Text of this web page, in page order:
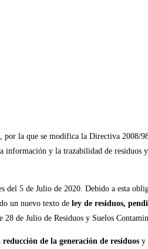
, por la que se modifica la Directiva 2008/
información y la trazabilidad de residuos
del 5 de Julio de 2020. Debido a esta
un nuevo texto de ley de residuos,
de Julio de Residuos y Suelos
de la generación de residuos y